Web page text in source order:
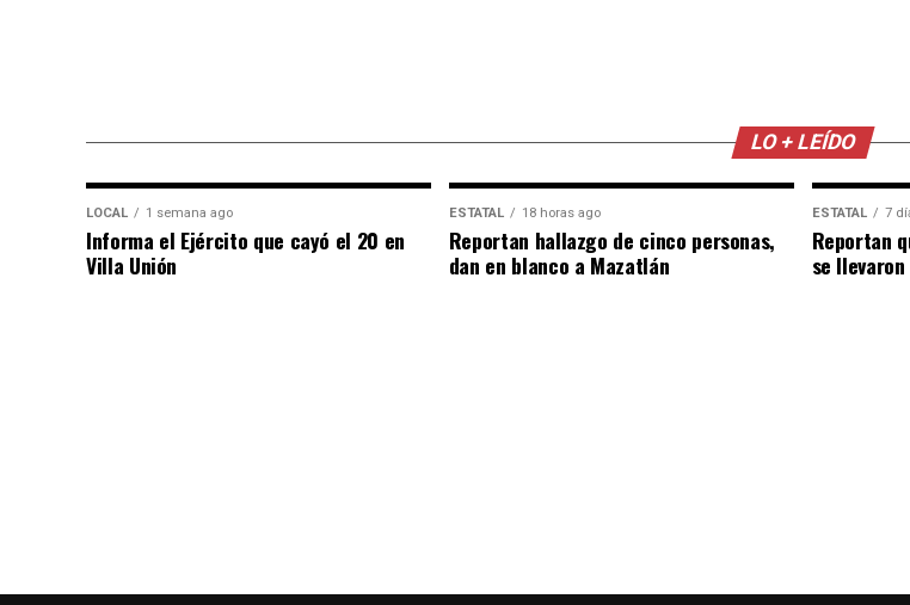
LO + LEÍDO
LOCAL 1 semana ago
Informa el Ejército que cayó el 20 en
Villa Unión
ESTATAL 18 horas ago
Reportan hallazgo de cinco personas,
dan en blanco a Mazatlán
ESTATAL 7
Reportan
se